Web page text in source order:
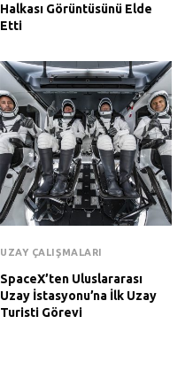
Halkası Görüntüsünü Elde
Etti
UZAY ÇALIŞMALARI
SpaceX’ten Uluslararası
Uzay İstasyonu’na İlk Uzay
Turisti Görevi